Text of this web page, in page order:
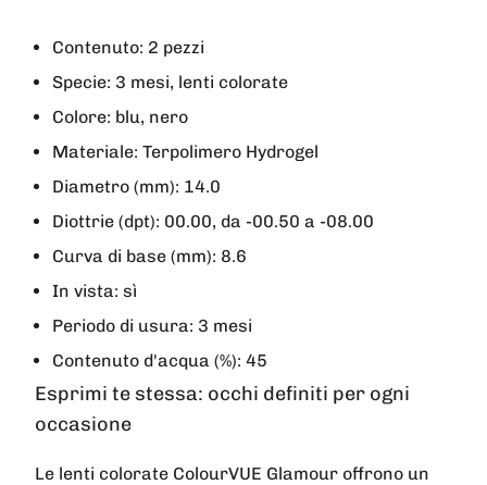
Contenuto: 2 pezzi
Specie: 3 mesi, lenti colorate
Colore: blu, nero
Materiale: Terpolimero Hydrogel
Diametro (mm): 14.0
Diottrie (dpt): 00.00, da -00.50 a -08.00
Curva di base (mm): 8.6
In vista: sì
Periodo di usura: 3 mesi
Contenuto d'acqua (%): 45
Esprimi te stessa: occhi definiti per ogni
occasione
Le lenti colorate ColourVUE Glamour offrono un